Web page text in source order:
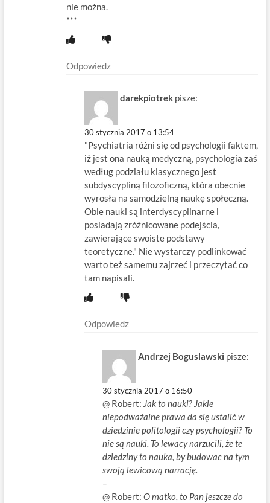
nie można.
***
Odpowiedz
darekpiotrek pisze:
30 stycznia 2017 o 13:54
"Psychiatria różni się od psychologii faktem,
iż jest ona nauką medyczną, psychologia zaś
według podziału klasycznego jest
subdyscypliną filozoficzną, która obecnie
wyrosła na samodzielną naukę społeczną.
Obie nauki są interdyscyplinarne i
posiadają zróżnicowane podejścia,
zawierające swoiste podstawy
teoretyczne." Nie wystarczy podlinkować
warto też samemu zajrzeć i przeczytać co
tam napisali.
Odpowiedz
Andrzej Boguslawski pisze:
30 stycznia 2017 o 16:50
@ Robert: Jak to nauki? Jakie
niepodważalne prawa da się ustalić w
dziedzinie politologii czy psychologii? To
nie są nauki. To lewacy narzucili, że te
dziedziny to nauka, by budowac na tym
swoją lewicową narrację.
–
@ Robert: O matko, to Pan jeszcze do